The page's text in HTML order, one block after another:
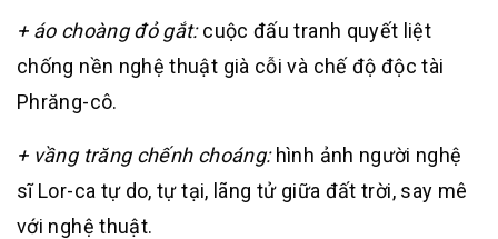
+ áo choàng đỏ gắt:cuộc đấu tranh quyết liệt
chống nền nghệ thuật già cỗi và chế độ độc tài
Phrăng-cô.
+ vầng trăng chếnh choáng:hình ảnh người nghệ
sĩ Lor-ca tự do, tự tại, lãng tử giữa đất trời, say mê
với nghệ thuật.